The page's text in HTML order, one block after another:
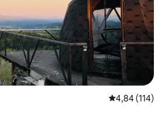
Prosječna
4,84 (114)